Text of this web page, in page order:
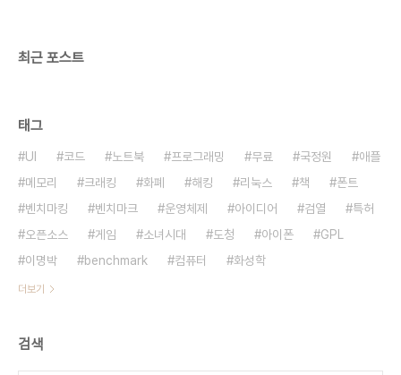
최근 포스트
태그
UI 코드 노트북 프로그래밍 무료 국정원
애플
메모리
크래킹 화폐 해킹 리눅스 책
폰트
벤치마킹
벤치마크 운영체제 아이디어 검열
특허
오픈소스
게임 소녀시대 도청 아이폰
GPL
이명박
benchmark 컴퓨터 화성학
더보기
검색